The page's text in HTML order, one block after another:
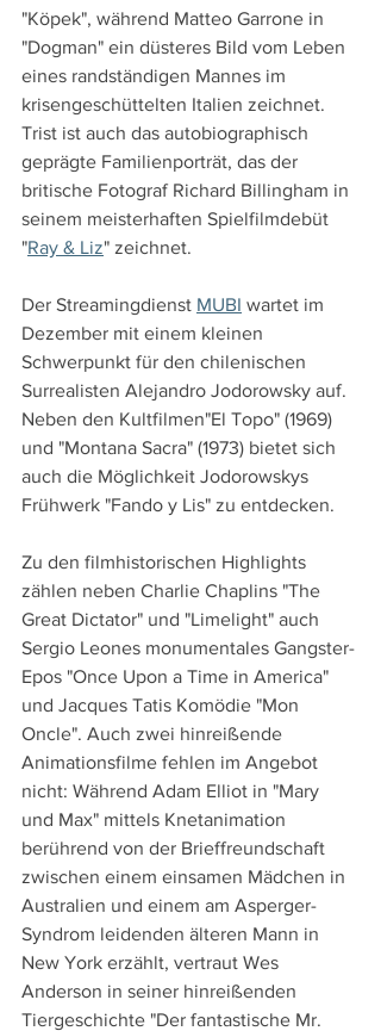
"Köpek", während Matteo Garrone in
"Dogman" ein düsteres Bild vom Leben
eines randständigen Mannes im
krisengeschüttelten Italien zeichnet.
Trist ist auch das autobiographisch
geprägte Familienporträt, das der
britische Fotograf Richard Billingham in
seinem meisterhaften Spielfilmdebüt
"Ray & Liz" zeichnet.
Der Streamingdienst MUBI wartet im
Dezember mit einem kleinen
Schwerpunkt für den chilenischen
Surrealisten Alejandro Jodorowsky auf.
Neben den Kultfilmen"El Topo" (1969)
und "Montana Sacra" (1973) bietet sich
auch die Möglichkeit Jodorowskys
Frühwerk "Fando y Lis" zu entdecken.
Zu den filmhistorischen Highlights
zählen neben Charlie Chaplins "The
Great Dictator" und "Limelight" auch
Sergio Leones monumentales Gangster-
Epos "Once Upon a Time in America"
und Jacques Tatis Komödie "Mon
Oncle". Auch zwei hinreißende
Animationsfilme fehlen im Angebot
nicht: Während Adam Elliot in "Mary
und Max" mittels Knetanimation
berührend von der Brieffreundschaft
zwischen einem einsamen Mädchen in
Australien und einem am Asperger-
Syndrom leidenden älteren Mann in
New York erzählt, vertraut Wes
Anderson in seiner hinreißenden
Tiergeschichte "Der fantastische Mr.